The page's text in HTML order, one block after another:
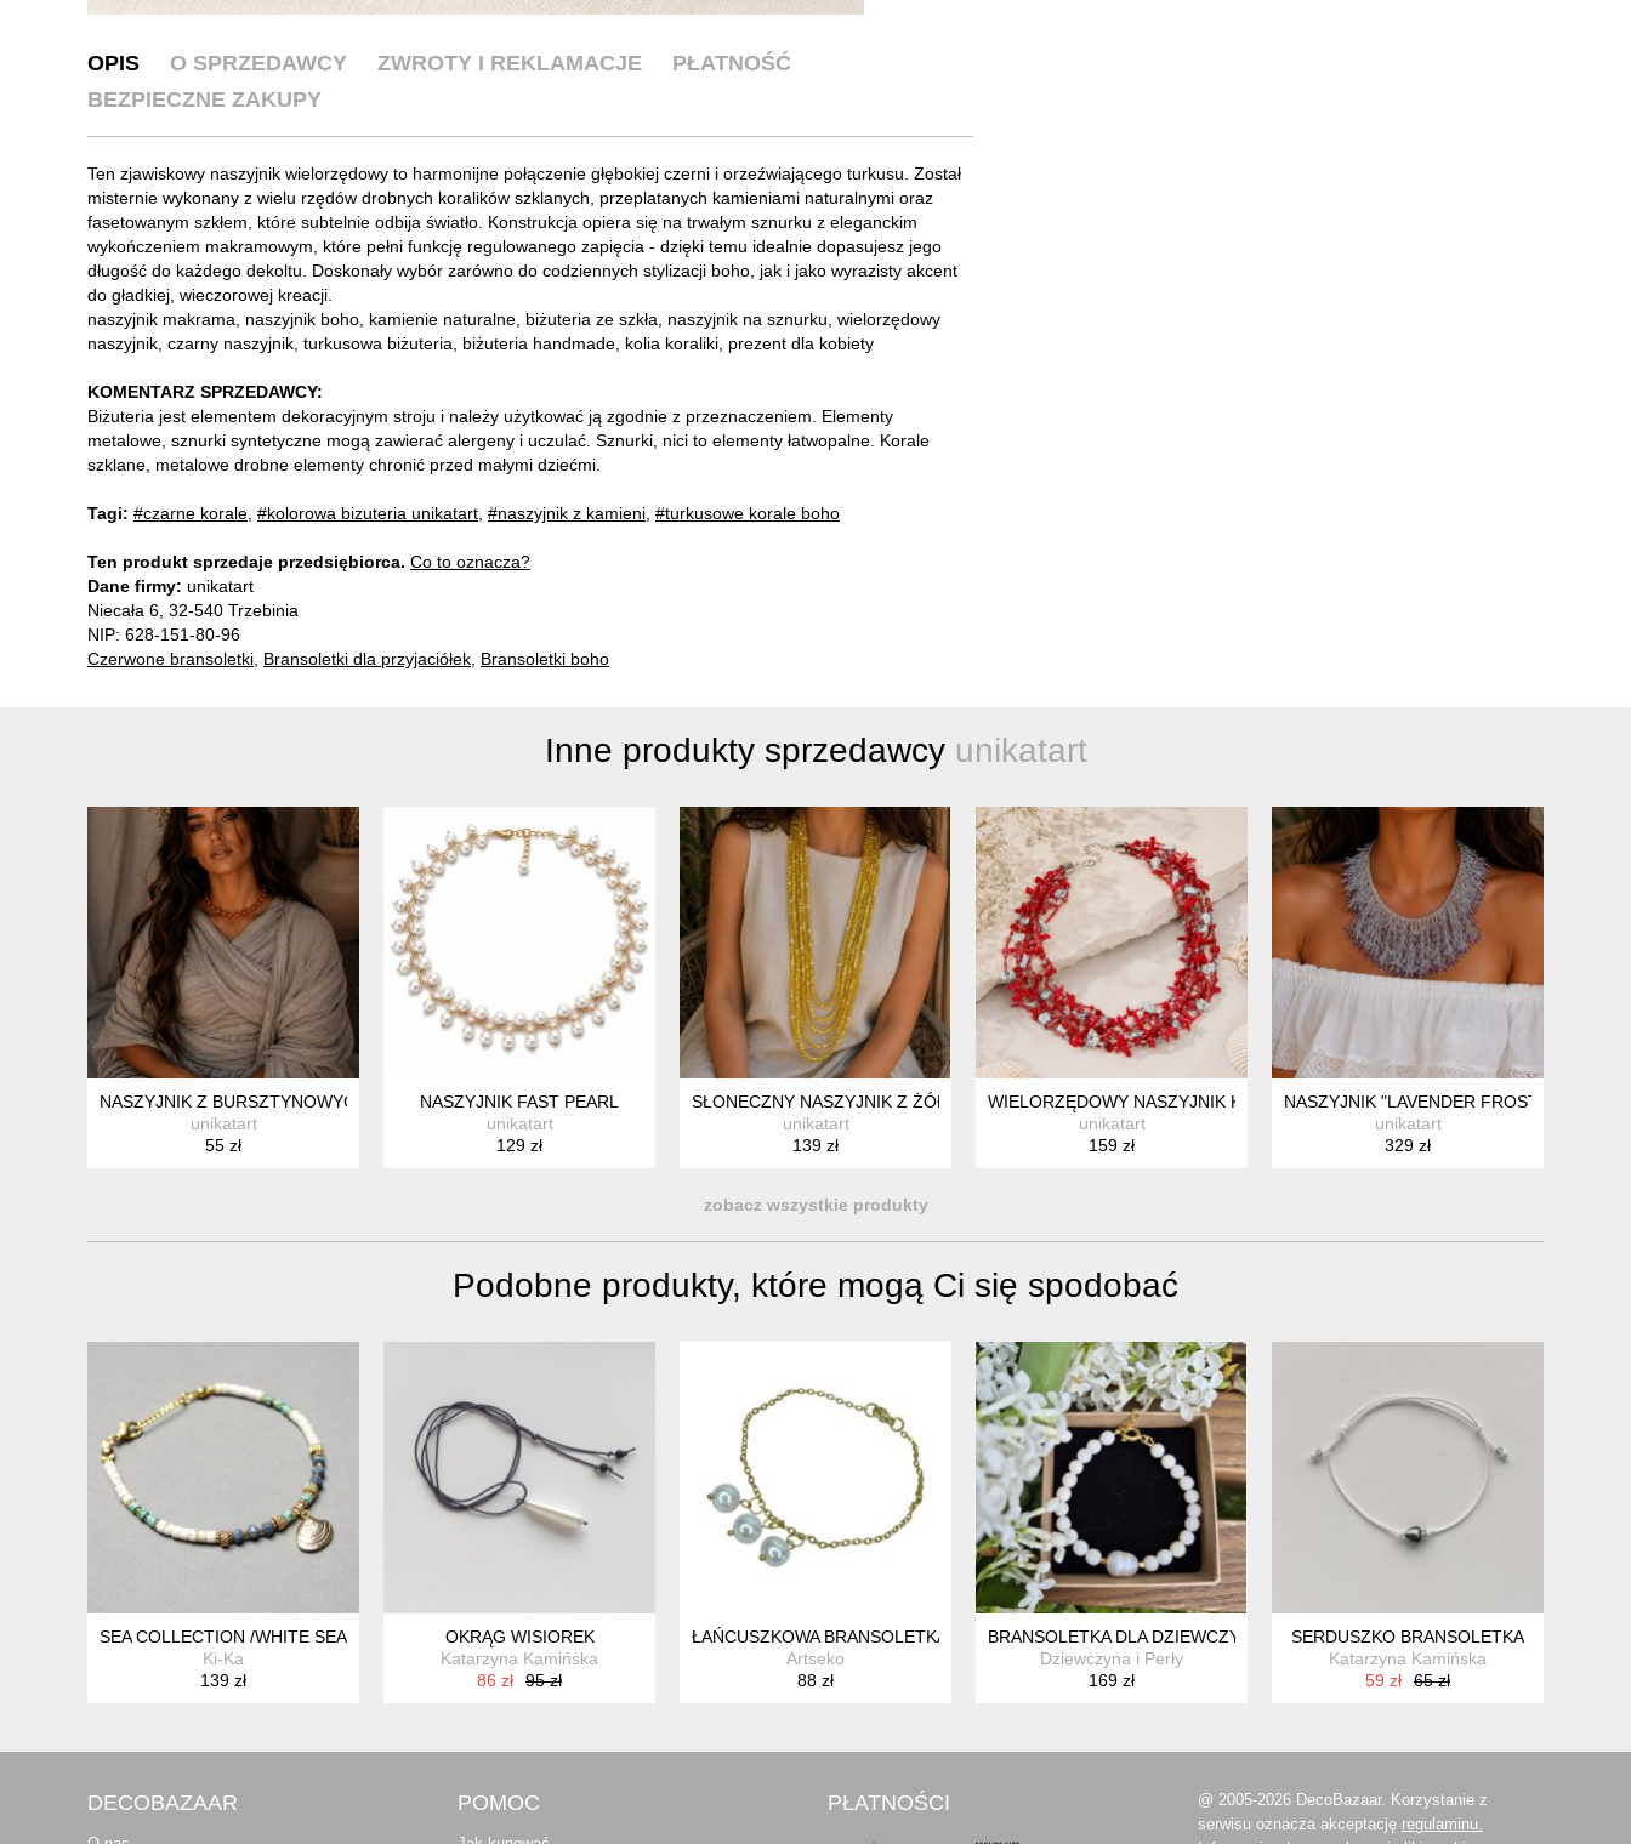
OPIS O SPRZEDAWCY ZWROTY I REKLAMACJE
PŁATNOŚĆ
BEZPIECZNE ZAKUPY
Ten zjawiskowy naszyjnik wielorzędowy to harmonijne połączenie głębokiej czerni i orzeźwiającego turkusu. Został
misternie wykonany z wielu rzędów drobnych koralików szklanych, przeplatanych kamieniami naturalnymi oraz
fasetowanym szkłem, które subtelnie odbija światło. Konstrukcja opiera się na trwałym sznurku z eleganckim
wykończeniem makramowym, które pełni funkcję regulowanego zapięcia - dzięki temu idealnie dopasujesz jego
długość do każdego dekoltu. Doskonały wybór zarówno do codziennych stylizacji boho, jak i jako wyrazisty akcent
do gładkiej, wieczorowej kreacji.
naszyjnik makrama, naszyjnik boho, kamienie naturalne, biżuteria ze szkła, naszyjnik na sznurku, wielorzędowy
naszyjnik, czarny naszyjnik, turkusowa biżuteria, biżuteria handmade, kolia koraliki, prezent dla kobiety
KOMENTARZ SPRZEDAWCY:
Biżuteria jest elementem dekoracyjnym stroju i należy użytkować ją zgodnie z przeznaczeniem. Elementy
metalowe, sznurki syntetyczne mogą zawierać alergeny i uczulać. Sznurki, nici to elementy łatwopalne. Korale
szklane, metalowe drobne elementy chronić przed małymi dziećmi.
Tagi: #czarne korale #kolorowa bizuteria unikatart #naszyjnik z kamieni #turkusowe korale boho
Ten produkt sprzedaje przedsiębiorca. Co to oznacza?
Dane firmy: unikatart
Niecała 6, 32-540 Trzebinia
NIP: 628-151-80-96
Czerwone bransoletki Bransoletki dla przyjaciółek Bransoletki boho
Inne produkty sprzedawcy unikatart
NASZYJNIK Z BURSZTYNOWYCH KORALIKÓW SZKLANYCH CRACKLE (38 CM)
unikatart
55 zł
NASZYJNIK FAST PEARL
unikatart
129 zł
SŁONECZNY NASZYJNIK Z ŻÓŁTYCH KORALIKÓW I PEREŁ - LETNI KLIMAT BOHO
unikatart
139 zł
WIELORZĘDOWY NASZYJNIK KORALOWY Z AKCENTAMI TURKUSOWYMI
unikatart
159 zł
NASZYJNIK "LAVENDER FROST - HAND-
unikatart
329 zł
zobacz wszystkie produkty
Podobne produkty, które mogą Ci się spodobać
SEA COLLECTION /WHITE SEASHELL/ 23.06.25/ BRANSOLETKA
Ki-Ka
139 zł
OKRĄG WISIOREK
Katarzyna Kamińska
86 zł
95 zł
ŁAŃCUSZKOWA BRANSOLETKA Z PERŁOWYMI CHARMSAMI C1315
Artseko
88 zł
BRANSOLETKA DLA DZIEWCZYNKI Z BIAŁEGO KORALU, BIAŁEJ PERŁY I
Dziewczyna i Perły
169 zł
SERDUSZKO BRANSOLETKA
Katarzyna Kamińska
59 zł
65 zł
DECOBAZAAR POMOC PŁATNOŚCI
@ 2005-2026 DecoBazaar. Korzystanie z
serwisu oznacza akceptację regulaminu.